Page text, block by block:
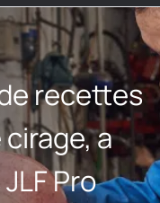
recettes
a
Pro